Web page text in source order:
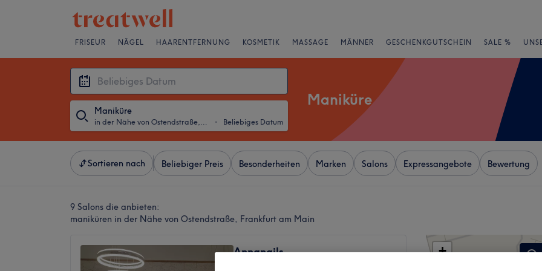
FRISEUR NÄGEL HAARENTFERNUNG KOSMETIK MASSAGE MÄNNER GESCHENKGUTSCHEIN SALE %
Maniküre
in der Nähe von Ostendstraße, Frankfurt am Main ・ Beliebiges Datum
Maniküre
Sortieren nach Beliebiger Preis Besonderheiten Marken Salons Expressangebote Bewertung
9 Salons die anbieten:
maniküren in der Nähe von Ostendstraße, Frankfurt am Main
Annanails
+